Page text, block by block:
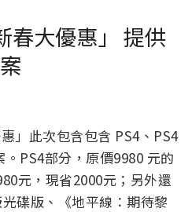
春大優惠」 提供
」此次包含包含 PS4、PS4
PS4部分，原價9980 元的
元，現省2000元；另外還
碟版、《地平線：期待黎